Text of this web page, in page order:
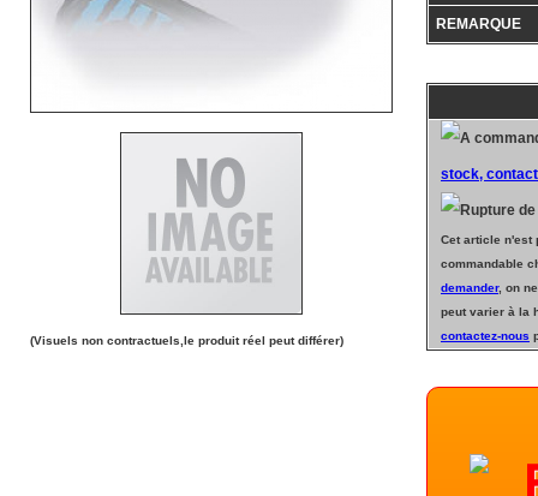
(Visuels non contractuels,le produit réel peut différer)
REMARQUE
stock,
Cet article n'est
commandable
demander, on
peut varier à la
contactez-nous